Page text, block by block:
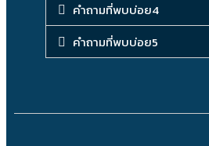
คำถามที่พบบ่อย4
คำถามที่พบบ่อย5